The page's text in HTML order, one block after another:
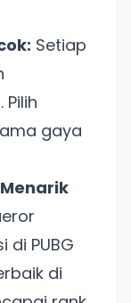
Setiap
gaya
PUBG
di